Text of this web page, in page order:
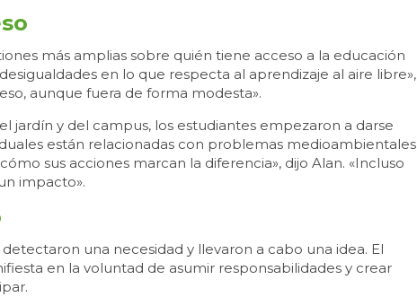
más amplias sobre quién tiene acceso a la educación
en lo que respecta al aprendizaje al aire libre»,
aunque fuera de forma modesta».
jardín y del campus, los estudiantes empezaron a darse
están relacionadas con problemas medioambientales
sus acciones marcan la diferencia», dijo Alan. «Incluso
impacto».
una necesidad y llevaron a cabo una idea. El
en la voluntad de asumir responsabilidades y crear